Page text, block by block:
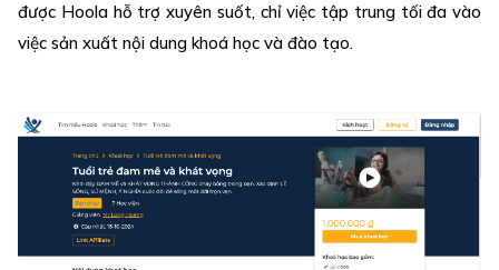
được Hoola hỗ trợ xuyên suốt, chỉ việc tập trung tối đa vào
việc sản xuất nội dung khoá học và đào tạo.